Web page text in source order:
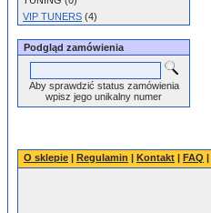
VIP TUNERS (4)
Podgląd zamówienia
Aby sprawdzić status zamówienia
wpisz jego unikalny numer
O sklepie | Regulamin | Kontakt | FAQ |